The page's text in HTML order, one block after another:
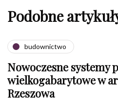
Podobne
budownictwo
Nowoczesne systemy
wielkogabarytowe w
Rzeszowa